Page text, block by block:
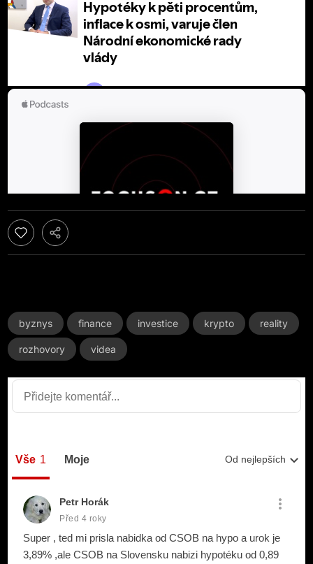
byznys finance investice krypto reality
rozhovory videa